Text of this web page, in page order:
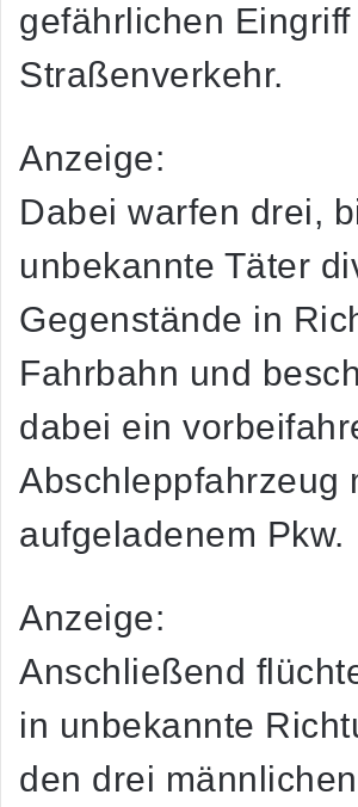
gefährlichen
Straßenverkehr.
Anzeige:
Dabei warfen drei,
unbekannte Täter
Gegenstände in
Fahrbahn und
dabei ein
Abschleppfahrzeug
aufgeladenem Pkw.
Anzeige:
Anschließend
in unbekannte
den drei